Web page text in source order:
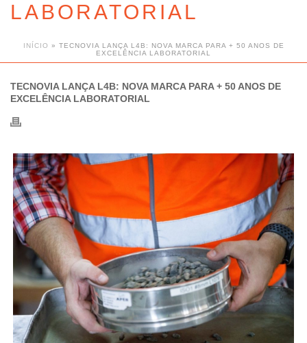
LABORATORIAL
INÍCIO » TECNOVIA LANÇA L4B: NOVA MARCA PARA + 50 ANOS DE
EXCELÊNCIA LABORATORIAL
TECNOVIA LANÇA L4B: NOVA MARCA PARA + 50 ANOS DE
EXCELÊNCIA LABORATORIAL